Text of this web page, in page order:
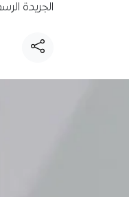
الجريدة